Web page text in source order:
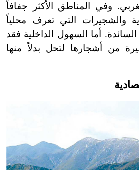
وفي المناطق الأكثر جفافاً
والشجيرات التي تعرف محلياً
أما السهول الداخلية فقد
من أشجارها لتحل بدلاً منها